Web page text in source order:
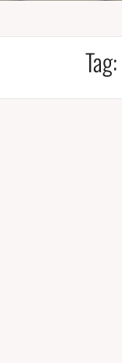
Tag: